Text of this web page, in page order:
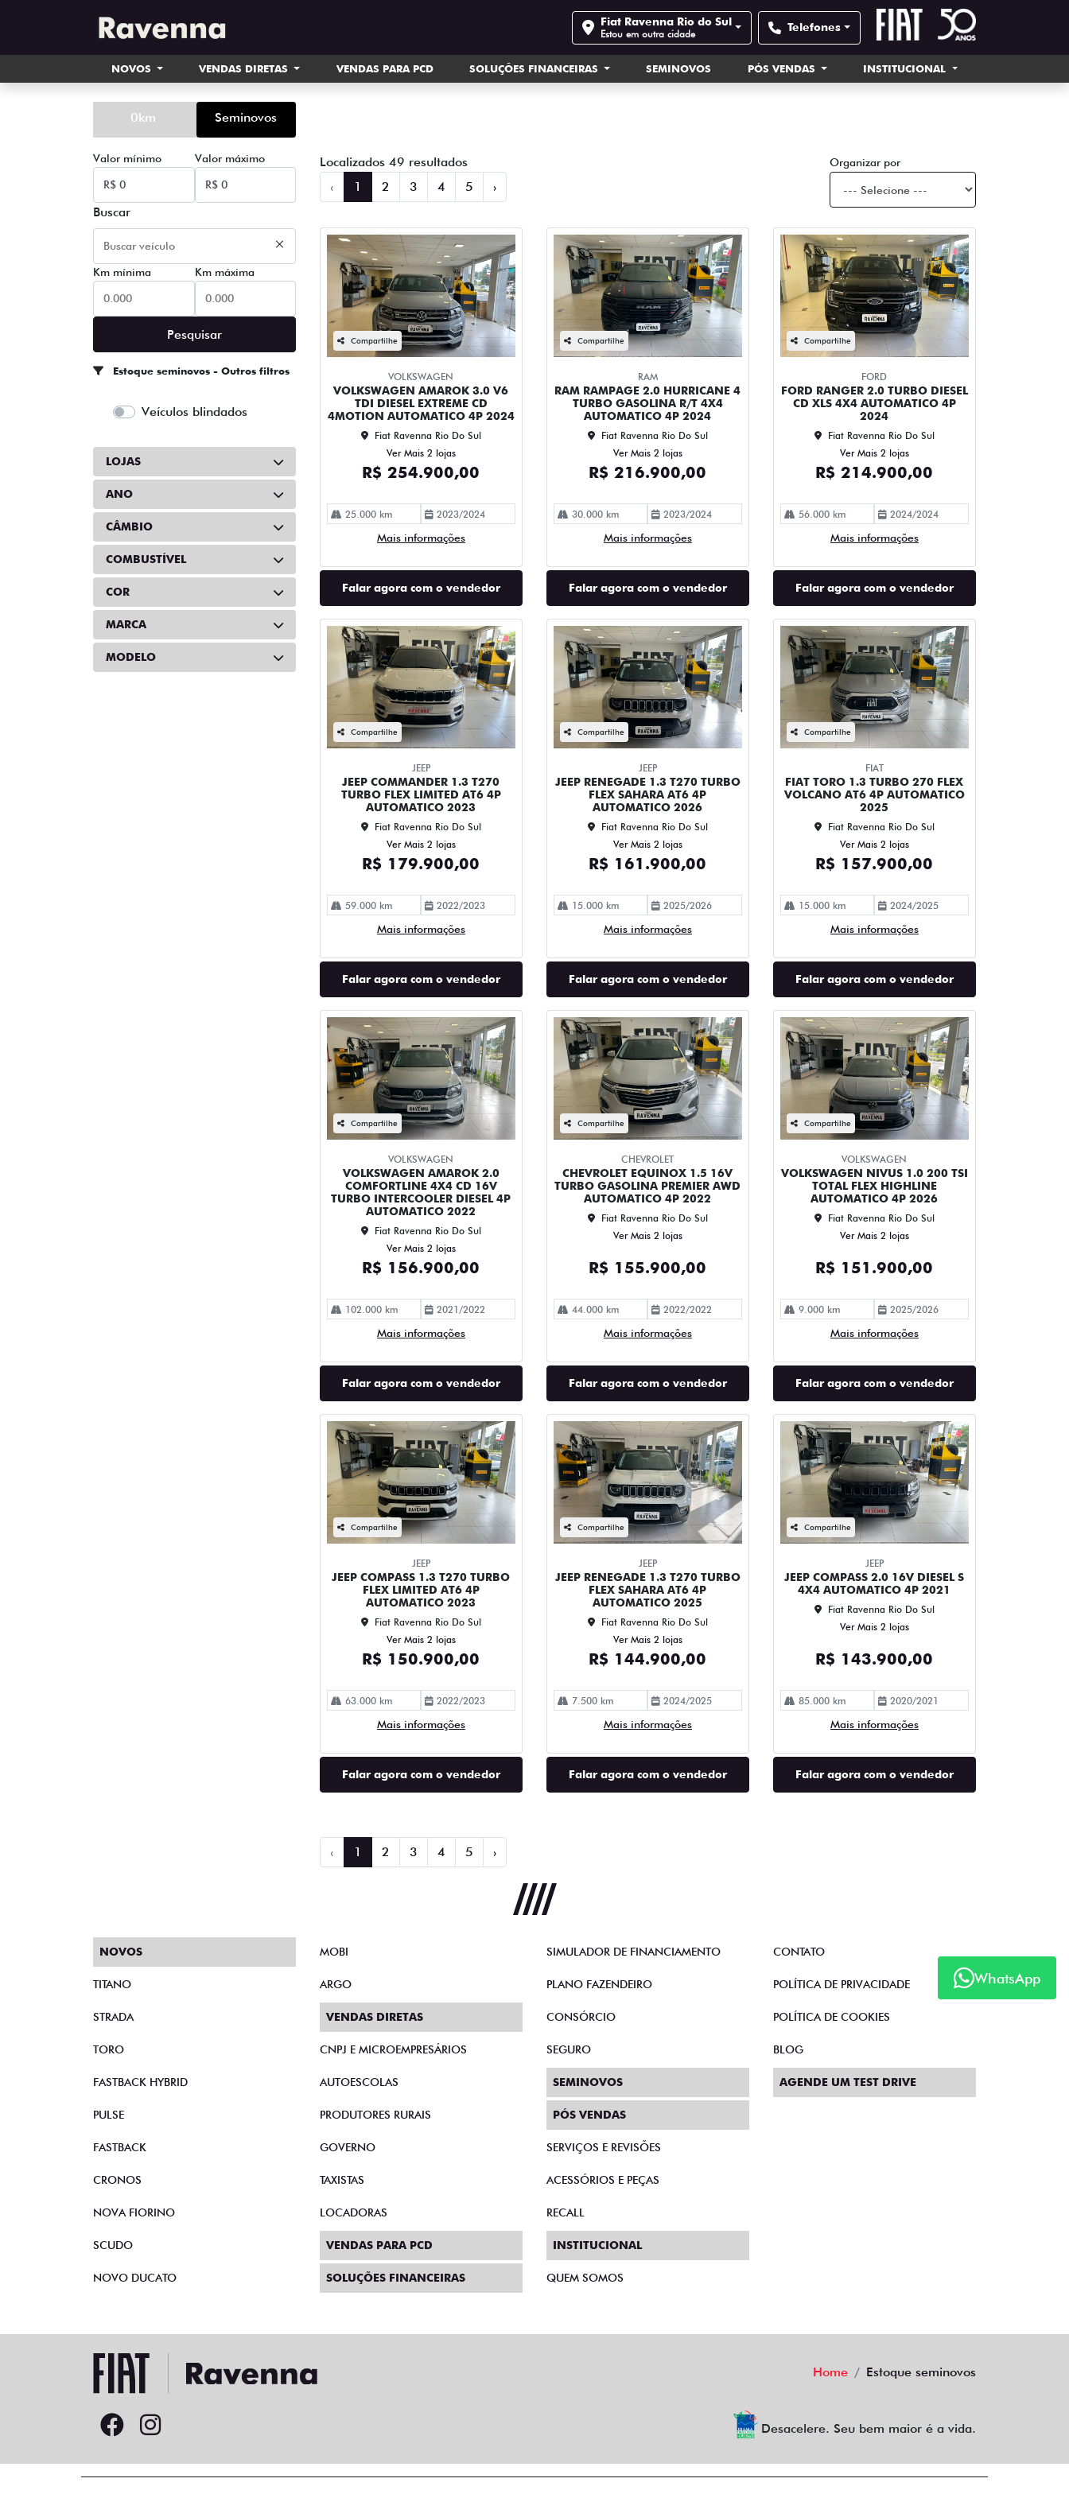
Fiat Ravenna Rio do Sul
Estou em outra cidade Telefones
NOVOS VENDAS DIRETAS VENDAS PARA PCD SOLUÇÕES FINANCEIRAS SEMINOVOS PÓS VENDAS INSTITUCIONAL
0km Seminovos
Valor mínimo Valor máximo
Buscar
Km mínima Km máxima
Pesquisar
Estoque seminovos - Outros filtros
Veículos blindados
LOJAS
ANO
CÂMBIO
COMBUSTÍVEL
COR
MARCA
MODELO
Localizados 49 resultados
‹
1 2 3 4 5 ›
Organizar por
Compartilhe
VOLKSWAGEN
VOLKSWAGEN AMAROK 3.0 V6
TDI DIESEL EXTREME CD
4MOTION AUTOMATICO 4P 2024
Fiat Ravenna Rio Do Sul
Ver Mais 2 lojas
R$ 254.900,00
25.000 km 2023/2024
Mais informações
Falar agora com o vendedor
Compartilhe
RAM
RAM RAMPAGE 2.0 HURRICANE 4
TURBO GASOLINA R/T 4X4
AUTOMATICO 4P 2024
Fiat Ravenna Rio Do Sul
Ver Mais 2 lojas
R$ 216.900,00
30.000 km 2023/2024
Mais informações
Falar agora com o vendedor
Compartilhe
FORD
FORD RANGER 2.0 TURBO DIESEL
CD XLS 4X4 AUTOMATICO 4P
2024
Fiat Ravenna Rio Do Sul
Ver Mais 2 lojas
R$ 214.900,00
56.000 km 2024/2024
Mais informações
Falar agora com o vendedor
Compartilhe
JEEP
JEEP COMMANDER 1.3 T270
TURBO FLEX LIMITED AT6 4P
AUTOMATICO 2023
Fiat Ravenna Rio Do Sul
Ver Mais 2 lojas
R$ 179.900,00
59.000 km 2022/2023
Mais informações
Falar agora com o vendedor
Compartilhe
JEEP
JEEP RENEGADE 1.3 T270 TURBO
FLEX SAHARA AT6 4P
AUTOMATICO 2026
Fiat Ravenna Rio Do Sul
Ver Mais 2 lojas
R$ 161.900,00
15.000 km 2025/2026
Mais informações
Falar agora com o vendedor
Compartilhe
FIAT
FIAT TORO 1.3 TURBO 270 FLEX
VOLCANO AT6 4P AUTOMATICO
2025
Fiat Ravenna Rio Do Sul
Ver Mais 2 lojas
R$ 157.900,00
15.000 km 2024/2025
Mais informações
Falar agora com o vendedor
Compartilhe
VOLKSWAGEN
VOLKSWAGEN AMAROK 2.0
COMFORTLINE 4X4 CD 16V
TURBO INTERCOOLER DIESEL 4P
AUTOMATICO 2022
Fiat Ravenna Rio Do Sul
Ver Mais 2 lojas
R$ 156.900,00
102.000 km 2021/2022
Mais informações
Falar agora com o vendedor
Compartilhe
CHEVROLET
CHEVROLET EQUINOX 1.5 16V
TURBO GASOLINA PREMIER AWD
AUTOMATICO 4P 2022
Fiat Ravenna Rio Do Sul
Ver Mais 2 lojas
R$ 155.900,00
44.000 km 2022/2022
Mais informações
Falar agora com o vendedor
Compartilhe
VOLKSWAGEN
VOLKSWAGEN NIVUS 1.0 200 TSI
TOTAL FLEX HIGHLINE
AUTOMATICO 4P 2026
Fiat Ravenna Rio Do Sul
Ver Mais 2 lojas
R$ 151.900,00
9.000 km 2025/2026
Mais informações
Falar agora com o vendedor
Compartilhe
JEEP
JEEP COMPASS 1.3 T270 TURBO
FLEX LIMITED AT6 4P
AUTOMATICO 2023
Fiat Ravenna Rio Do Sul
Ver Mais 2 lojas
R$ 150.900,00
63.000 km 2022/2023
Mais informações
Falar agora com o vendedor
Compartilhe
JEEP
JEEP RENEGADE 1.3 T270 TURBO
FLEX SAHARA AT6 4P
AUTOMATICO 2025
Fiat Ravenna Rio Do Sul
Ver Mais 2 lojas
R$ 144.900,00
7.500 km 2024/2025
Mais informações
Falar agora com o vendedor
Compartilhe
JEEP
JEEP COMPASS 2.0 16V DIESEL S
4X4 AUTOMATICO 4P 2021
Fiat Ravenna Rio Do Sul
Ver Mais 2 lojas
R$ 143.900,00
85.000 km 2020/2021
Mais informações
Falar agora com o vendedor
‹ 1 2 3 4 5 ›
WhatsApp
NOVOS
TITANO
STRADA
TORO
FASTBACK HYBRID
PULSE
FASTBACK
CRONOS
NOVA FIORINO
SCUDO
NOVO DUCATO
MOBI
ARGO
VENDAS DIRETAS
CNPJ E MICROEMPRESÁRIOS
AUTOESCOLAS
PRODUTORES RURAIS
GOVERNO
TAXISTAS
LOCADORAS
VENDAS PARA PCD
SOLUÇÕES FINANCEIRAS
SIMULADOR DE FINANCIAMENTO
PLANO FAZENDEIRO
CONSÓRCIO
SEGURO
SEMINOVOS
PÓS VENDAS
SERVIÇOS E REVISÕES
ACESSÓRIOS E PEÇAS
RECALL
INSTITUCIONAL
QUEM SOMOS
CONTATO
POLÍTICA DE PRIVACIDADE
POLÍTICA DE COOKIES
BLOG
AGENDE UM TEST DRIVE
Home Estoque seminovos
Desacelere. Seu bem maior é a vida.